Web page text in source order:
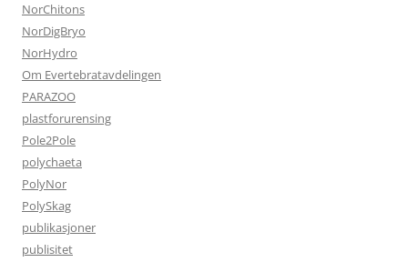
NorChitons
NorDigBryo
NorHydro
Om Evertebratavdelingen
PARAZOO
plastforurensing
Pole2Pole
polychaeta
PolyNor
PolySkag
publikasjoner
publisitet